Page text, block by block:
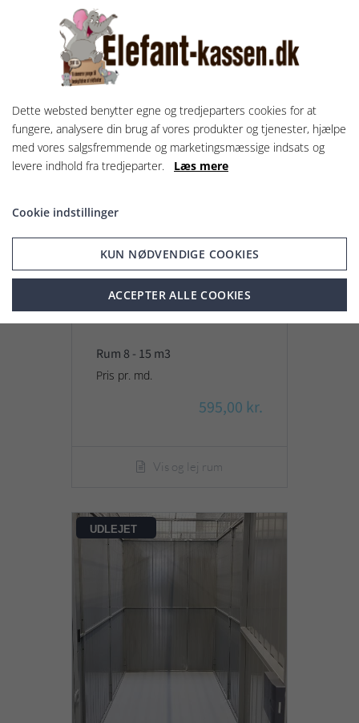
Vis og lej rum
UDLEJET
Rum 8 - 15 m3
Pris pr. md.
595,00 kr.
Vis og lej rum
UDLEJET
Dette websted benytter egne og tredjeparters cookies for at
fungere, analysere din brug af vores produkter og tjenester, hjælpe
med vores salgsfremmende og marketingsmæssige indsats og
levere indhold fra tredjeparter. Læs mere
Cookie indstillinger
KUN NØDVENDIGE COOKIES
ACCEPTER ALLE COOKIES